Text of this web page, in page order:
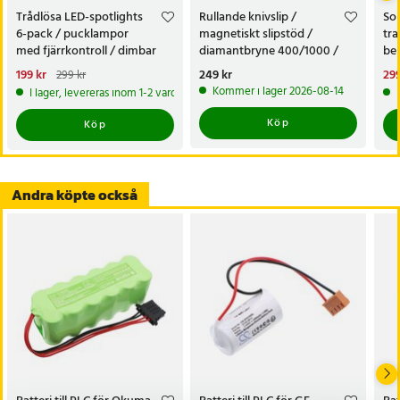
Trådlösa LED-spotlights
6-pack / pucklampor
med fjärrkontroll / dimbar
skåpbelysning
Nuvarande pris
199 krTidigare pris:299 kr
199 kr 299 kr
I lager, levereras inom 1-2 vardagar
Köp
Rullande knivslip /
magnetiskt slipstöd /
diamantbryne 400/1000 /
knivvässare med fasta vinklar
Pris:249 kr
249 kr
Kommer i lager 2026-08-14
Köp
Andra köpte också